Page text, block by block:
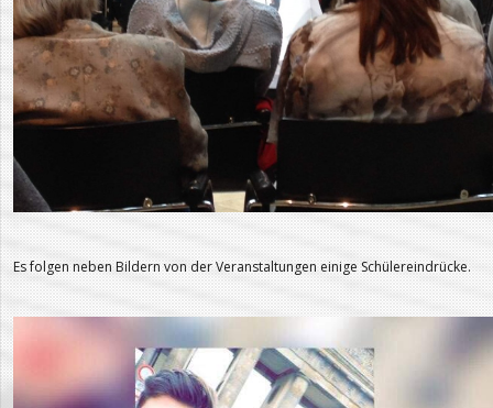
Es folgen neben Bildern von der Veranstaltungen einige Schülereindrücke.